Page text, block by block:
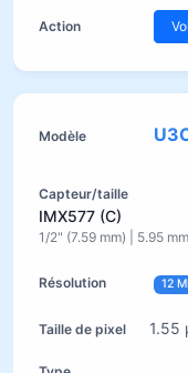
IMX577 (C)
1/2" (7.59 mm) | 5.95
12
1.55